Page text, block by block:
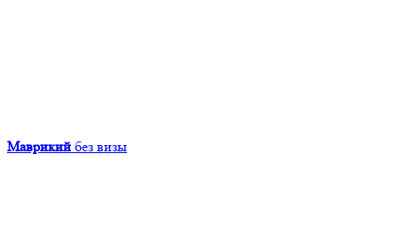
Маврикий без визы